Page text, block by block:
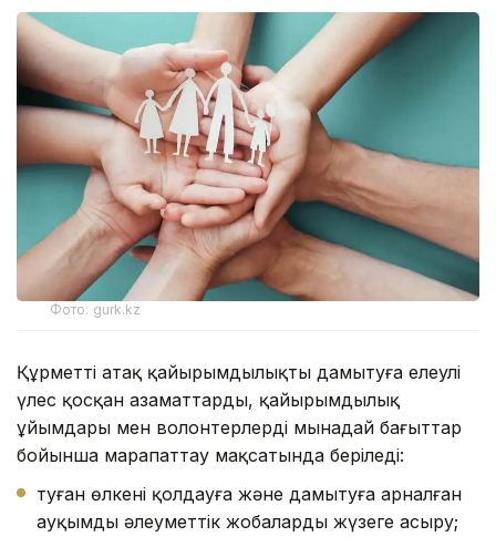
Фото: gurk.kz
Құрметті атақ қайырымдылықты дамытуға елеулі
үлес қосқан азаматтарды, қайырымдылық
ұйымдары мен волонтерлерді мынадай бағыттар
бойынша марапаттау мақсатында беріледі:
туған өлкені қолдауға және дамытуға арналған
ауқымды әлеуметтік жобаларды жүзеге асыру;